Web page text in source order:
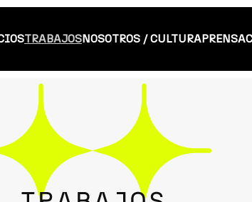
TRABAJOSNOSOTROS / CULTURAPRENSA